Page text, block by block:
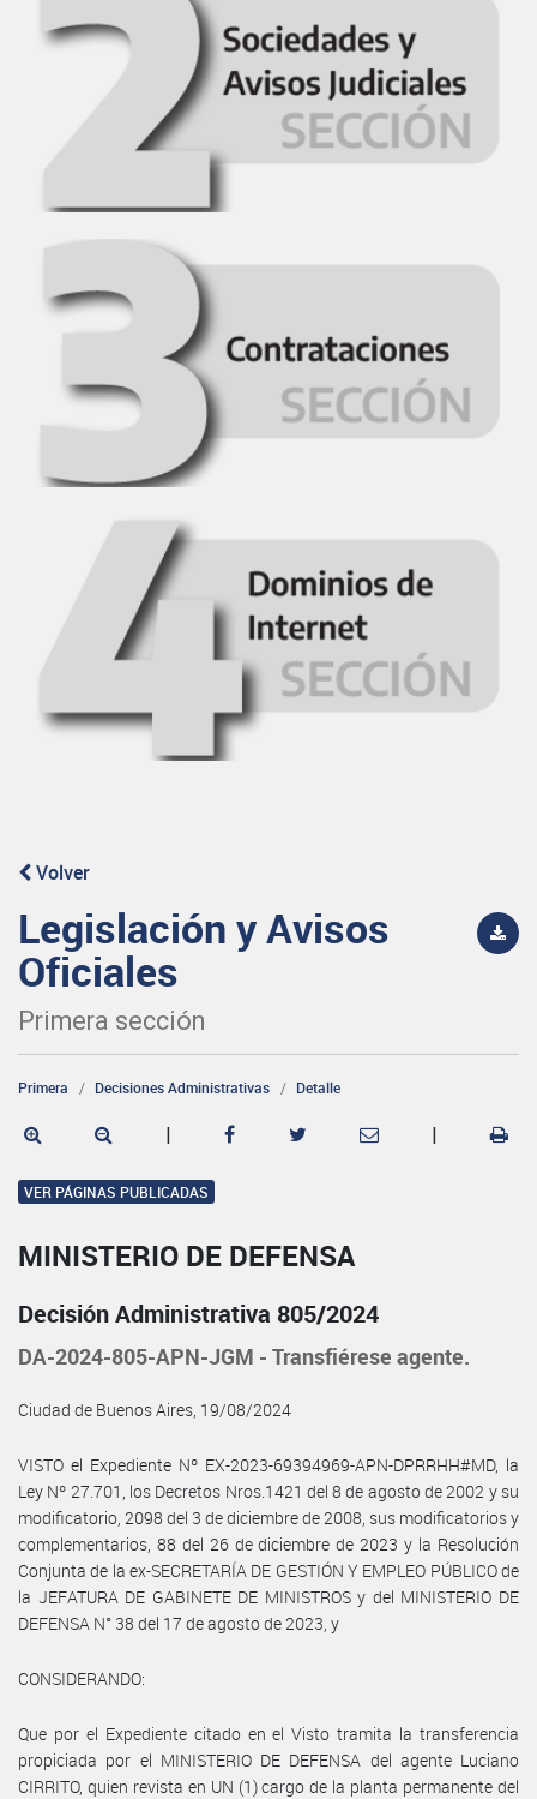
Volver
Legislación y Avisos
Oficiales
Primera sección
Primera Decisiones Administrativas Detalle
| |
VER PÁGINAS PUBLICADAS
MINISTERIO DE DEFENSA
Decisión Administrativa 805/2024
DA-2024-805-APN-JGM - Transfiérese agente.
Ciudad de Buenos Aires, 19/08/2024
VISTO el Expediente Nº EX-2023-69394969-APN-DPRRHH#MD, la
Ley Nº 27.701, los Decretos Nros.1421 del 8 de agosto de 2002 y su
modificatorio, 2098 del 3 de diciembre de 2008, sus modificatorios y
complementarios, 88 del 26 de diciembre de 2023 y la Resolución
Conjunta de la ex-SECRETARÍA DE GESTIÓN Y EMPLEO PÚBLICO de
la JEFATURA DE GABINETE DE MINISTROS y del MINISTERIO DE
DEFENSA N° 38 del 17 de agosto de 2023, y
CONSIDERANDO:
Que por el Expediente citado en el Visto tramita la transferencia
propiciada por el MINISTERIO DE DEFENSA del agente Luciano
CIRRITO, quien revista en UN (1) cargo de la planta permanente del